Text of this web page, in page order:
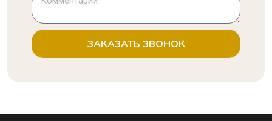
ЗАКАЗАТЬ ЗВОНОК